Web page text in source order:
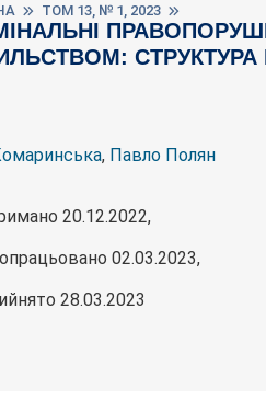
ТОМ 13, № 1, 2023
, Павло Полян
20.12.2022,
02.03.2023,
28.03.2023